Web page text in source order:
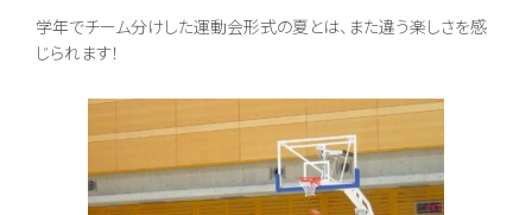
地域キャンパス
生徒募集要項
転入学
編入学
オープンキャンパス
個別相談会
随時個別相談
学年でチーム分けした運動会形式の夏とは、また違う楽しさを感
じられます！